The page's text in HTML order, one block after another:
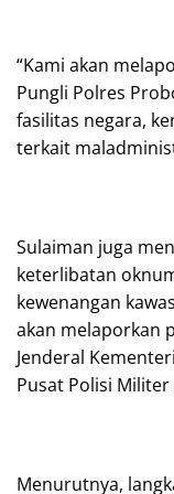
“Kami akan
Pungli Polres
fasilitas negara,
terkait
Sulaiman juga
keterlibatan
kewenangan
akan melaporkan
Jenderal
Pusat Polisi
Menurutnya,